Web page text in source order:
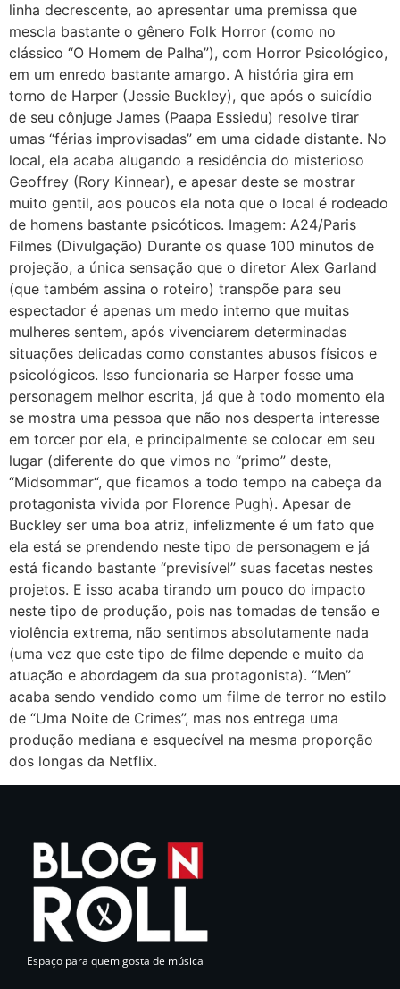
linha decrescente, ao apresentar uma premissa que
mescla bastante o gênero Folk Horror (como no
clássico “O Homem de Palha”), com Horror Psicológico,
em um enredo bastante amargo. A história gira em
torno de Harper (Jessie Buckley), que após o suicídio
de seu cônjuge James (Paapa Essiedu) resolve tirar
umas “férias improvisadas” em uma cidade distante. No
local, ela acaba alugando a residência do misterioso
Geoffrey (Rory Kinnear), e apesar deste se mostrar
muito gentil, aos poucos ela nota que o local é rodeado
de homens bastante psicóticos. Imagem: A24/Paris
Filmes (Divulgação) Durante os quase 100 minutos de
projeção, a única sensação que o diretor Alex Garland
(que também assina o roteiro) transpõe para seu
espectador é apenas um medo interno que muitas
mulheres sentem, após vivenciarem determinadas
situações delicadas como constantes abusos físicos e
psicológicos. Isso funcionaria se Harper fosse uma
personagem melhor escrita, já que à todo momento ela
se mostra uma pessoa que não nos desperta interesse
em torcer por ela, e principalmente se colocar em seu
lugar (diferente do que vimos no “primo” deste,
“Midsommar“, que ficamos a todo tempo na cabeça da
protagonista vivida por Florence Pugh). Apesar de
Buckley ser uma boa atriz, infelizmente é um fato que
ela está se prendendo neste tipo de personagem e já
está ficando bastante “previsível” suas facetas nestes
projetos. E isso acaba tirando um pouco do impacto
neste tipo de produção, pois nas tomadas de tensão e
violência extrema, não sentimos absolutamente nada
(uma vez que este tipo de filme depende e muito da
atuação e abordagem da sua protagonista). “Men”
acaba sendo vendido como um filme de terror no estilo
de “Uma Noite de Crimes”, mas nos entrega uma
produção mediana e esquecível na mesma proporção
dos longas da Netflix.
Espaço para quem gosta de música